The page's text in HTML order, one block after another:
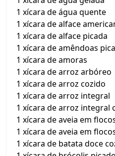
1 xícara de água quente
1 xícara de alface
1 xícara de alface picada
1 xícara de amêndoas
1 xícara de amoras
1 xícara de arroz arbóreo
1 xícara de arroz cozido
1 xícara de arroz integral
1 xícara de arroz integral
1 xícara de aveia em
1 xícara de aveia em
1 xícara de batata doce